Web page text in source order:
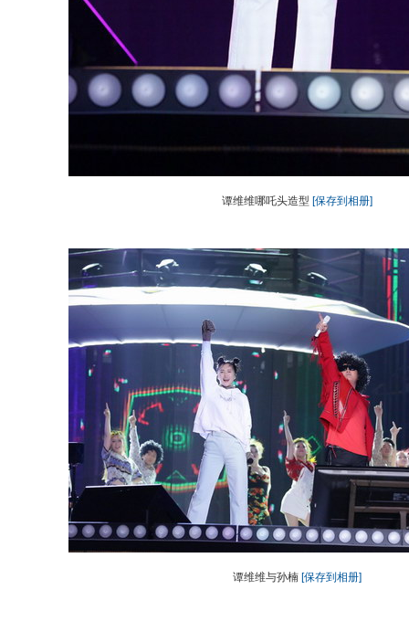
谭维维哪吒头造型 [保存到相册]
谭维维与孙楠 [保存到相册]